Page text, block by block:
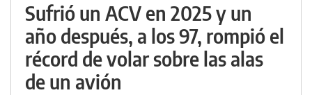
Sufrió un ACV en 2025 y un
año después, a los 97, rompió el
récord de volar sobre las alas
de un avión